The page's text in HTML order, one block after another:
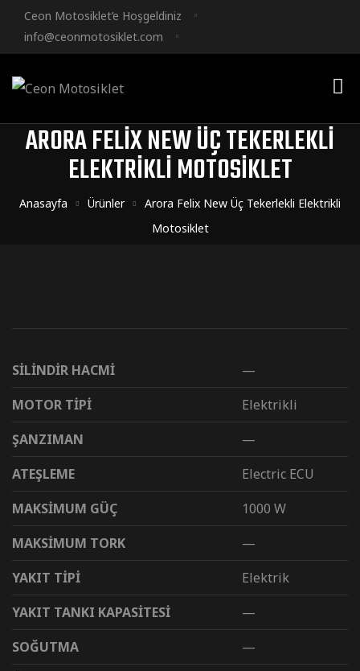
Ceon Motosiklet’e Hoşgeldiniz
info@ceonmotosiklet.com
ARORA FELIX NEW ÜÇ TEKERLEKLI
ELEKTRIKLI MOTOSIKLET
Anasayfa Ürünler
Arora Felix New Üç Tekerlekli Elektrikli
Motosiklet
SİLİNDİR HACMİ
—
MOTOR TİPİ
Elektrikli
ŞANZIMAN
—
ATEŞLEME
Electric ECU
MAKSİMUM GÜÇ
1000 W
MAKSİMUM TORK
—
YAKIT TİPİ
Elektrik
YAKIT TANKI KAPASİTESİ
—
SOĞUTMA
—